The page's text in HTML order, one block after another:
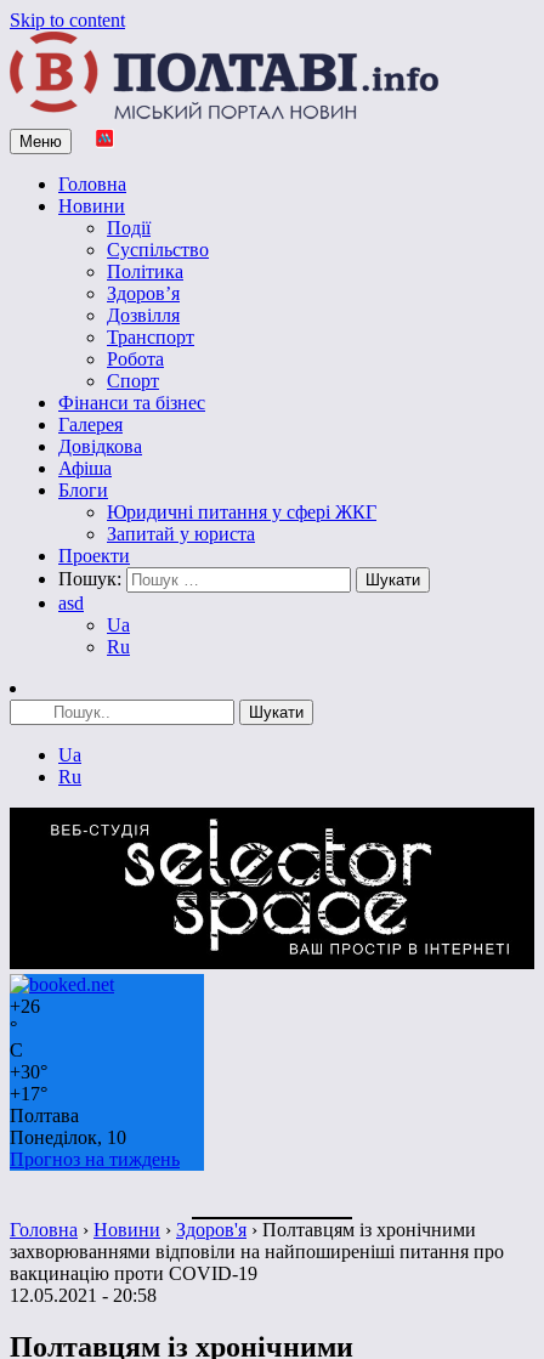
Skip to content
Vpoltave.info
Полтавський портал новин
Меню
Головна
Новини
Події
Суспільство
Політика
Здоров’я
Дозвілля
Транспорт
Робота
Спорт
Фінанси та бізнес
Галерея
Довідкова
Афіша
Блоги
Юридичні питання у сфері ЖКГ
Запитай у юриста
Проекти
Пошук:
asd
Ua
Ru
Ua
Ru
+26
°
C
+30°
+17°
Полтава
Понеділок, 10
Прогноз на тиждень
Головна › Новини › Здоров'я › Полтавцям із хронічними
захворюваннями відповіли на найпоширеніші питання про
вакцинацію проти COVID-19
12.05.2021 - 20:58
Полтавцям із хронічними